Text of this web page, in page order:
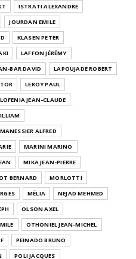
ISTRATI ALEXANDRE
JOURDAN EMILE
KLASEN PETER
LAFFON JÉRÉMY
BAR DAVID
LAPOUJADE ROBERT
LEROY PAUL
LOFENIA JEAN-CLAUDE
MANESSIER ALFRED
MARINI MARINO
MIKA JEAN-PIERRE
BERNARD
MORLOTTI
MÉLIA
NEJAD MEHMED
OLSON AXEL
OTHONIEL JEAN-MICHEL
PEINADO BRUNO
POLI JACQUES